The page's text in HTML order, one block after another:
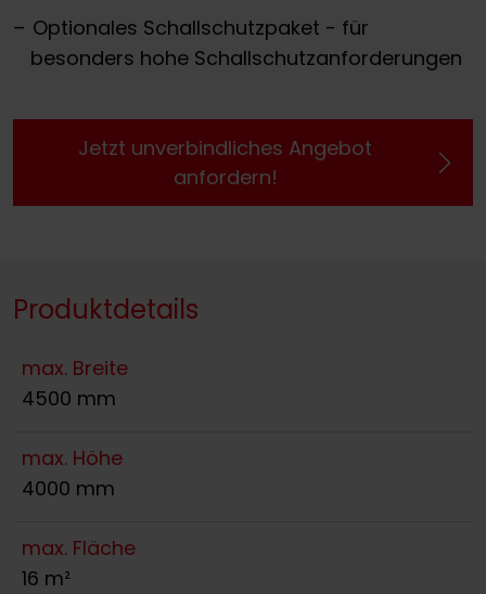
Optionales Schallschutzpaket - für
besonders hohe Schallschutzanforderungen
Jetzt unverbindliches Angebot
anfordern!
Produktdetails
max. Breite
4500 mm
max. Höhe
4000 mm
max. Fläche
16 m²